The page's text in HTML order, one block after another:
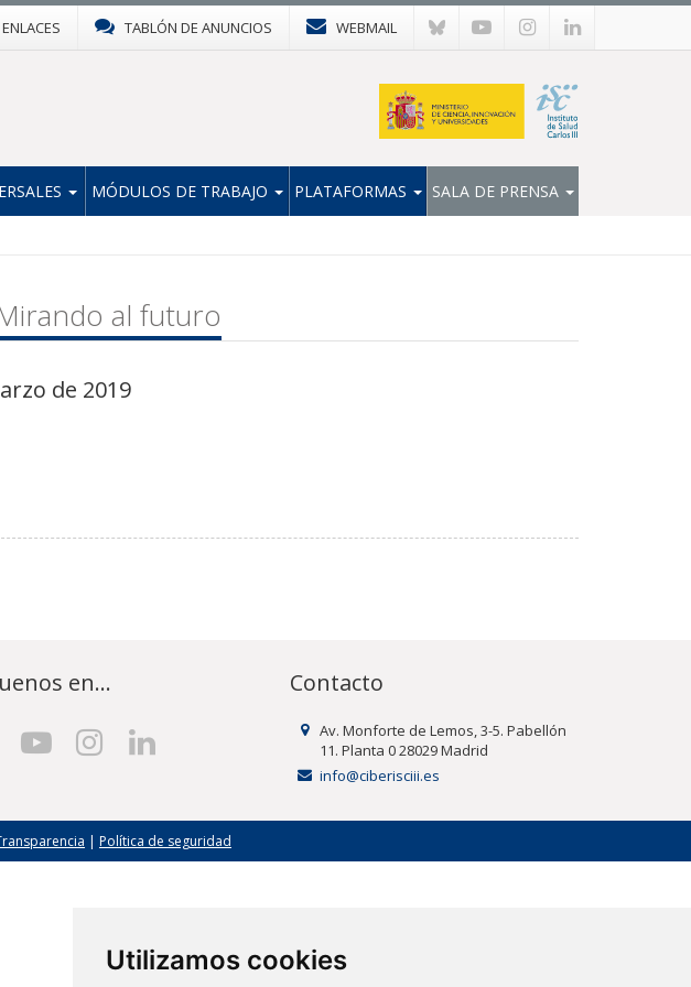
Utilizamos cookies
ENLACES TABLÓN DE ANUNCIOS WEBMAIL
MÓDULOS DE TRABAJO PLATAFORMAS SALA DE PRENSA
al futuro
de 2019
en... Contacto
Av. Monforte de Lemos, 3-5. Pabellón
11. Planta 0 28029 Madrid
info@ciberisciii.es
| Política de seguridad